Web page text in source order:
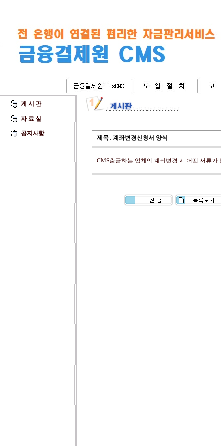
게 시 판
자 료 실
공지사항
제목: 계좌변경신청서 양식
CMS출금하는 업체의 계좌변경 시 어떤 서류가